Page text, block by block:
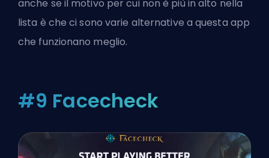
anche se il motivo per cui non è più in alto nella
lista è che ci sono varie alternative a questa app
che funzionano meglio.
#9 Facecheck